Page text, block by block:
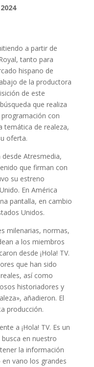
a partir de
tanto para
hispano de
de la productora
de este
que realiza
con
temática de realeza,
oferta.
Atresmedia,
que firman con
su estreno
En América
pantalla, en cambio
Unidos.
milenarias, normas,
a los miembros
desde ¡Hola! TV.
que han sido
así como
historiadores y
añadieron. El
producción.
a ¡Hola! TV. Es un
en nuestro
la información
vano los grandes